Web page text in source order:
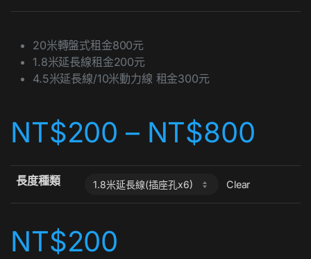
20米轉盤式租金800元
1.8米延長線租金200元
4.5米延長線/10米動力線 租金300元
NT$200 – NT$800
長度種類 Clear
NT$200